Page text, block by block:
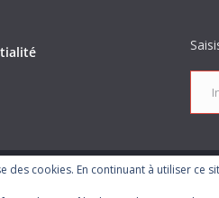
Inscrivez votre e-mail...
droits réservés.
des cookies. En continuant à utiliser ce